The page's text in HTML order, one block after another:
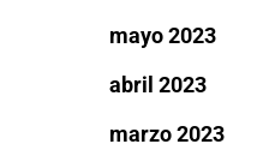
mayo 2023
abril 2023
marzo 2023